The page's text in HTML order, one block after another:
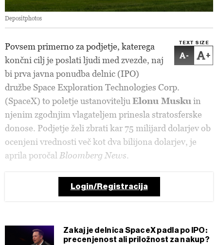
Depositphotos
TEXT SIZE
- +
Povsem primerno za podjetje, katerega
končni cilj je poslati ljudi med zvezde, naj
bi prva javna ponudba delnic (IPO)
družbe Space Exploration Technologies Corp.
(SpaceX) to poletje ustanovitelju Elonu Musku in
njenim zgodnjim vlagateljem prinesla stratosferske
donose. Podjetje želi zbrati kar 75 milijard dolarjev ob
ocenjeni vrednosti več kot dva bilijona dolarjev, je
aprila poročal Bloomberg News.
Login/Registracija
Zakaj je delnica SpaceX padla po IPO:
precenjenost ali priložnost za nakup?